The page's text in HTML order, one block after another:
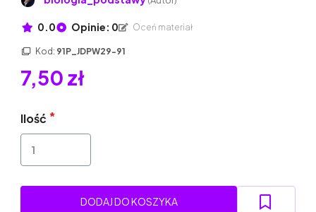
0.0 Opinie: 0 Oceń materiał
Kod: 91P_JDPW29-91
7,50 zł
Ilość
DODAJ DO KOSZYKA